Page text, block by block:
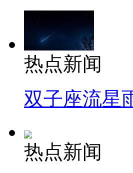
热点新闻
双子座流星
热点新闻